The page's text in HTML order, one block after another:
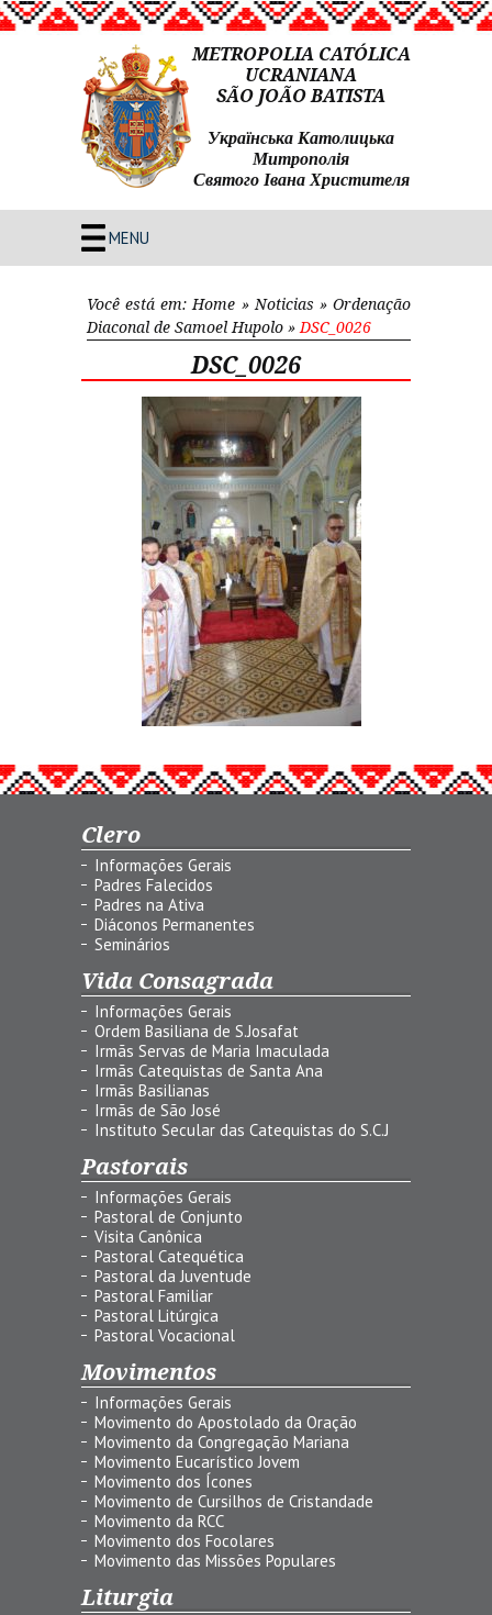
METROPOLIA CATÓLICA
UCRANIANA
SÃO JOÃO BATISTA
Українська Католицька
Митрополія
Святого Івана Христителя
MENU
Você está em: Home » Noticias »Ordenação
Diaconal de Samoel Hupolo » DSC_0026
DSC_0026
Clero
Informações Gerais
Padres Falecidos
Padres na Ativa
Diáconos Permanentes
Seminários
Vida Consagrada
Informações Gerais
Ordem Basiliana de S.Josafat
Irmãs Servas de Maria Imaculada
Irmãs Catequistas de Santa Ana
Irmãs Basilianas
Irmãs de São José
Instituto Secular das Catequistas do S.C.J
Pastorais
Informações Gerais
Pastoral de Conjunto
Visita Canônica
Pastoral Catequética
Pastoral da Juventude
Pastoral Familiar
Pastoral Litúrgica
Pastoral Vocacional
Movimentos
Informações Gerais
Movimento do Apostolado da Oração
Movimento da Congregação Mariana
Movimento Eucarístico Jovem
Movimento dos Ícones
Movimento de Cursilhos de Cristandade
Movimento da RCC
Movimento dos Focolares
Movimento das Missões Populares
Liturgia